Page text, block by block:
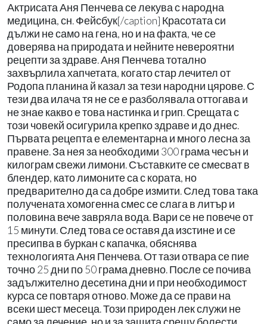
Актрисата Аня Пенчева се лекува с народна
медицина, сн. Фейсбук[/caption] Красотата си
дължи не само на гена, но и на факта, че се
доверява на природата и нейните невероятни
рецепти за здраве. Аня Пенчева тотално
захвърлила хапчетата, когато стар лечител от
Родопа планина й казал за тези народни цярове. С
тези два илача тя не се е разболявала оттогава и
не знае какво е това настинка и грип. Срещата с
този човекй осигурила крепко здраве и до днес.
Първата рецепта е елементарна и много лесна за
правене. За нея за необходими 300 грама чесън и
килограм свежи лимони. Съставките се смесват в
блендер, като лимоните са с кората, но
предварително да са добре измити. След това така
получената хомогенна смес се слага в литър и
половина вече завряла вода. Вари се не повече от
15 минути. След това се оставя да изстине и се
пресипва в буркан с капачка, обяснява
технологията Аня Пенчева. От тази отвара се пие
точно 25 дни по 50 грама дневно. После се почива
задължително десетина дни и при необходимост
курса се повтаря отново. Може да се прави на
всеки шест месеца. Този природен лек служи не